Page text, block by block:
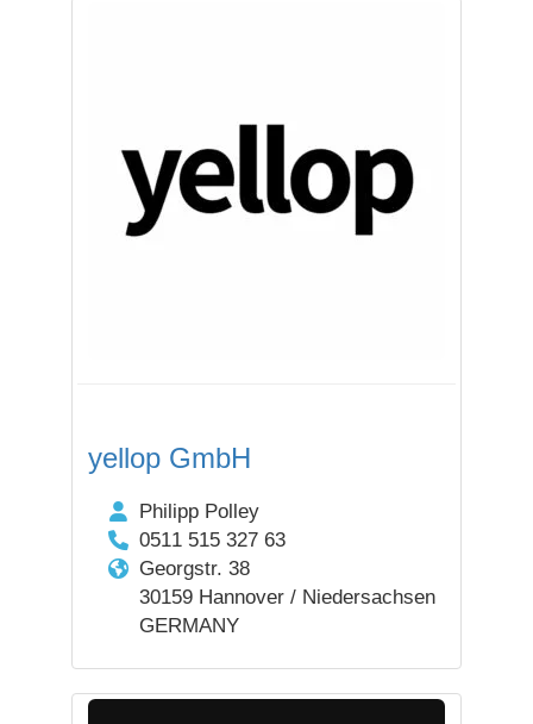
yellop GmbH
Philipp Polley
0511 515 327 63
Georgstr. 38
30159 Hannover / Niedersachsen
GERMANY